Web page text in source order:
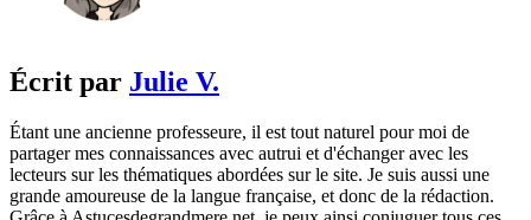
Écrit par Julie V.
Étant une ancienne professeure, il est tout naturel pour moi de
partager mes connaissances avec autrui et d'échanger avec les
lecteurs sur les thématiques abordées sur le site. Je suis aussi une
grande amoureuse de la langue française, et donc de la rédaction.